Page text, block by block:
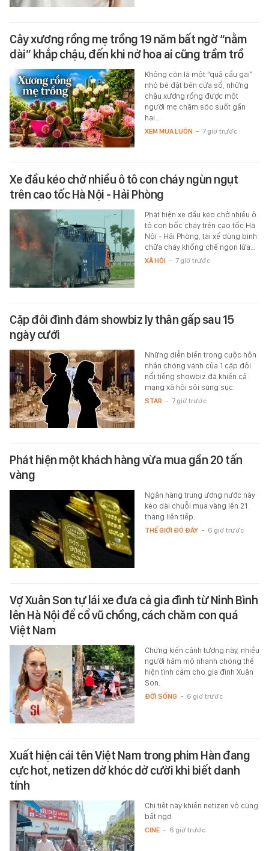
Cây xương rồng mẹ trồng 19 năm bất ngờ “nằm
dài” khắp chậu, đến khi nở hoa ai cũng trầm trồ
Không còn là một “quả cầu gai”
nhỏ bé đặt bên cửa sổ, những
chậu xương rồng được một
người mẹ chăm sóc suốt gần
hai…
XEM MUA LUÔN - 7 giờ trước
Xe đầu kéo chở nhiều ô tô con cháy ngùn ngụt
trên cao tốc Hà Nội - Hải Phòng
Phát hiện xe đầu kéo chở nhiều ô
tô con bốc cháy trên cao tốc Hà
Nội - Hải Phòng, tài xế dùng bình
chữa cháy khống chế ngọn lửa…
XÃ HỘI - 7 giờ trước
Cặp đôi đình đám showbiz ly thân gấp sau 15
ngày cưới
Những diễn biến trong cuộc hôn
nhân chóng vánh của 1 cặp đôi
nổi tiếng showbiz đã khiến cả
mạng xã hội sôi sùng sục.
STAR - 7 giờ trước
Phát hiện một khách hàng vừa mua gần 20 tấn
vàng
Ngân hàng trung ương nước này
kéo dài chuỗi mua vàng lên 21
tháng liên tiếp.
THẾ GIỚI ĐÓ ĐÂY - 6 giờ trước
Vợ Xuân Son tự lái xe đưa cả gia đình từ Ninh Bình
lên Hà Nội để cổ vũ chồng, cách chăm con quá
Việt Nam
Chứng kiến cảnh tượng này, nhiều
người hâm mộ nhanh chóng thể
hiện tình cảm cho gia đình Xuân
Son.
ĐỜI SỐNG - 6 giờ trước
Xuất hiện cái tên Việt Nam trong phim Hàn đang
cực hot, netizen dở khóc dở cười khi biết danh
tính
Chi tiết này khiến netizen vô cùng
bất ngờ.
CINE - 6 giờ trước